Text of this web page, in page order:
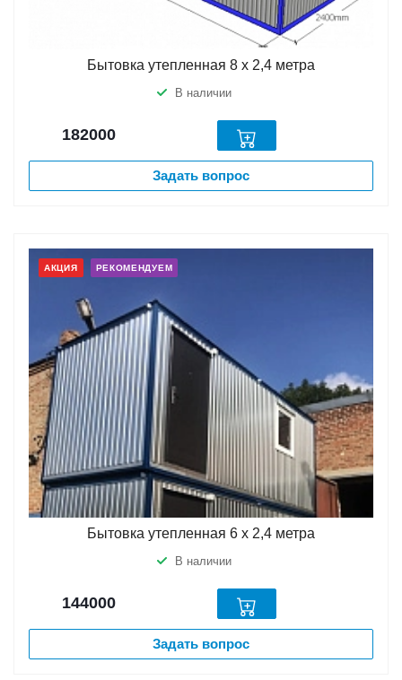
Бытовка утепленная 8 х 2,4 метра
В наличии
182000
Задать вопрос
АКЦИЯ РЕКОМЕНДУЕМ
Бытовка утепленная 6 х 2,4 метра
В наличии
144000
Задать вопрос